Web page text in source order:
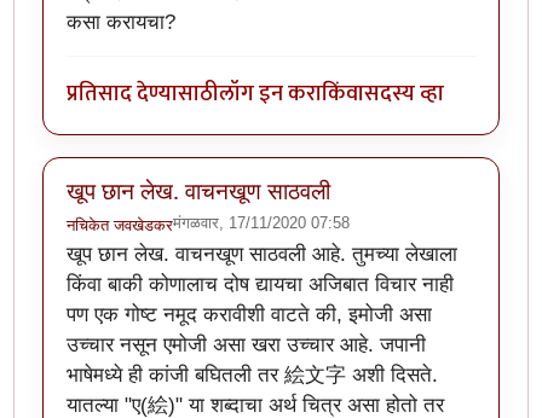
कसा करायचा?
प्रतिसाद देण्यासाठीलॉग इन कराकिंवासदस्य व्हा
खूप छान लेख. वाचनखूण साठवली
नचिकेत जवखेडकरमंगळवार, 17/11/2020 07:58
खूप छान लेख. वाचनखूण साठवली आहे. तुमच्या लेखाला
किंवा बाकी कोणालाच दोष द्यायचा अजिबात विचार नाही
पण एक गोष्ट नमूद करावीशी वाटते की, इमोजी असा
उच्चार नसून एमोजी असा खरा उच्चार आहे. जपानी
भाषेमध्ये ही कांजी बघितली तर 絵文字 अशी दिसते.
यातल्या "ए(絵)" या शब्दाचा अर्थ चित्र असा होतो तर